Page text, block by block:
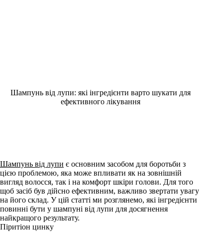
Шампунь від лупи: які інгредієнти варто шукати для
ефективного лікування
Шампунь від лупи є основним засобом для боротьби з
цією проблемою, яка може впливати як на зовнішній
вигляд волосся, так і на комфорт шкіри голови. Для того
щоб засіб був дійсно ефективним, важливо звертати увагу
на його склад. У цій статті ми розглянемо, які інгредієнти
повинні бути у шампуні від лупи для досягнення
найкращого результату.
Піритіон цинку